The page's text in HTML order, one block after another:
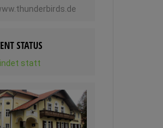
STATUS
statt